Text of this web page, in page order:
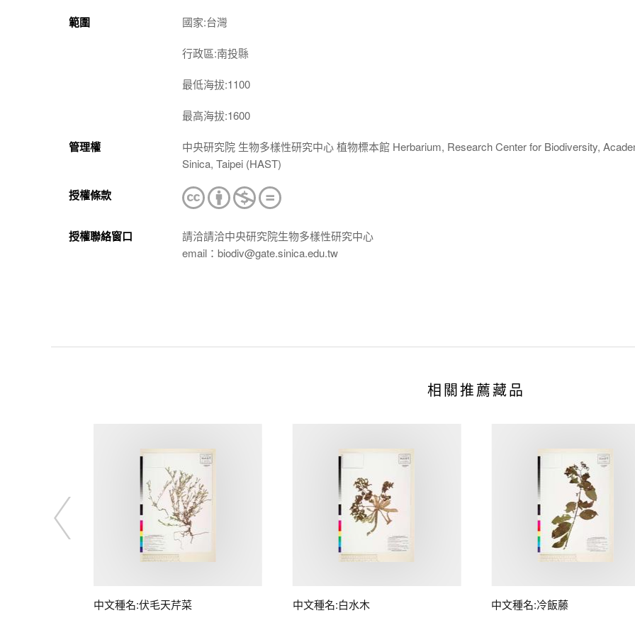
範圍 國家:台灣
行政區:南投縣
最低海拔:1100
最高海拔:1600
管理權
中央研究院 生物多樣性研究中心 植物標本館 Herbarium, Research Center for Biodiversity,
Sinica, Taipei (HAST)
授權條款
授權聯絡窗口
請洽請洽中央研究院生物多樣性研究中心
email：biodiv@gate.sinica.edu.tw
相關推薦藏品
中文種名:伏毛天芹菜 中文種名:白水木 中文種名:冷飯藤